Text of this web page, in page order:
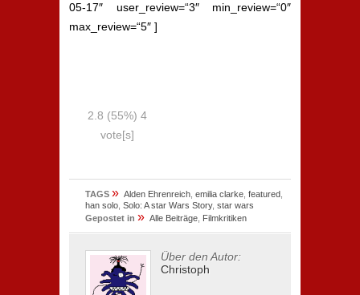
05-17″ user_review=“3″ min_review=“0″
max_review=“5″ ]
2.8 (55%) 4
vote[s]
TAGS » Alden Ehrenreich emilia clarke featured
han solo Solo: A star Wars Story, star wars
Gepostet in » Alle Beiträge Filmkritiken
Über den Autor:
Christoph